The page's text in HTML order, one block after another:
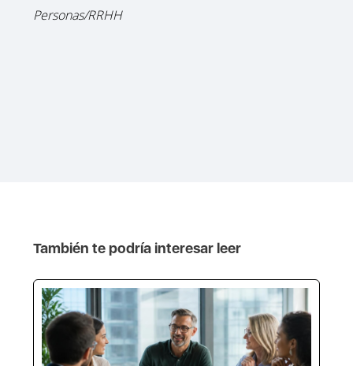
Personas/RRHH
También te podría interesar leer